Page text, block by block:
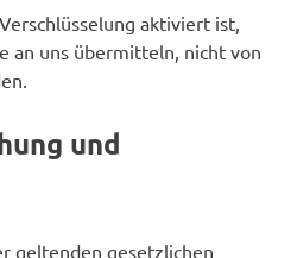
aktiviert ist,
an uns übermitteln, nicht von
und
geltenden gesetzlichen